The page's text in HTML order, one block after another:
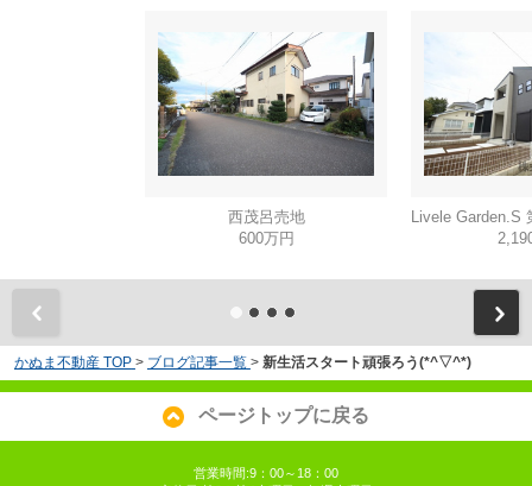
西茂呂売地
600万円
かぬま不動産 TOP > ブログ記事一覧 > 新生活スタート頑張ろう(*^▽^*)
ページトップに戻る
営業時間:9：00～18：00